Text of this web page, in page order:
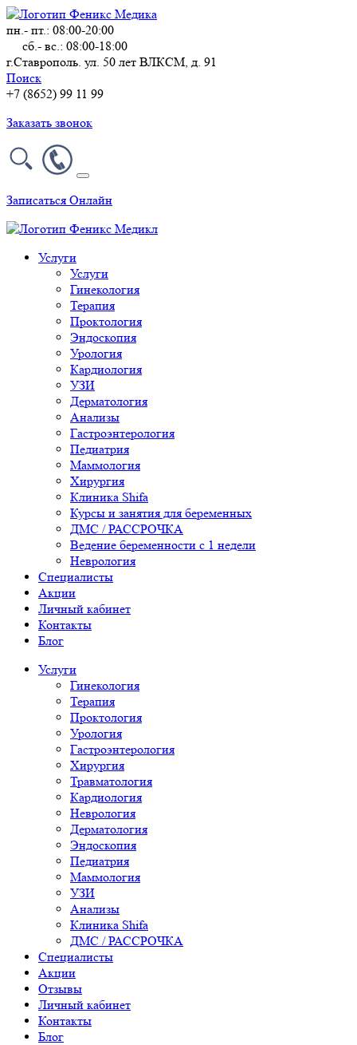
пн.- пт.: 08:00-20:00
сб.- вс.: 08:00-18:00
г.Ставрополь. ул. 50 лет ВЛКСМ, д. 91
Поиск
+7 (8652) 99 11 99
Заказать звонок
Записаться Онлайн
Услуги
Услуги
Гинекология
Терапия
Проктология
Эндоскопия
Урология
Кардиология
УЗИ
Дерматология
Анализы
Гастроэнтерология
Педиатрия
Маммология
Хирургия
Клиника Shifa
Курсы и занятия для беременных
ДМС / РАССРОЧКА
Ведение беременности с 1 недели
Неврология
Специалисты
Акции
Личный кабинет
Контакты
Блог
Услуги
Гинекология
Терапия
Проктология
Урология
Гастроэнтерология
Хирургия
Травматология
Кардиология
Неврология
Дерматология
Эндоскопия
Педиатрия
Маммология
УЗИ
Анализы
Клиника Shifa
ДМС / РАССРОЧКА
Специалисты
Акции
Отзывы
Личный кабинет
Контакты
Блог